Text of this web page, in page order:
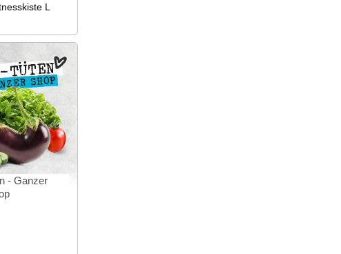
L
- Ganzer